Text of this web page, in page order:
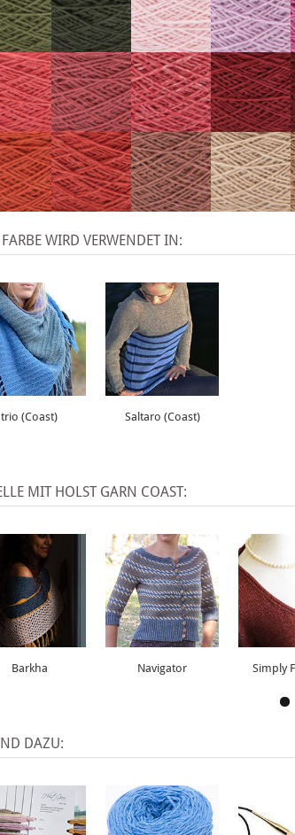
FARBE WIRD VERWENDET IN:
trio (Coast) Saltaro (Coast)
MIT HOLST GARN COAST:
Barkha Navigator Simply
DAZU: